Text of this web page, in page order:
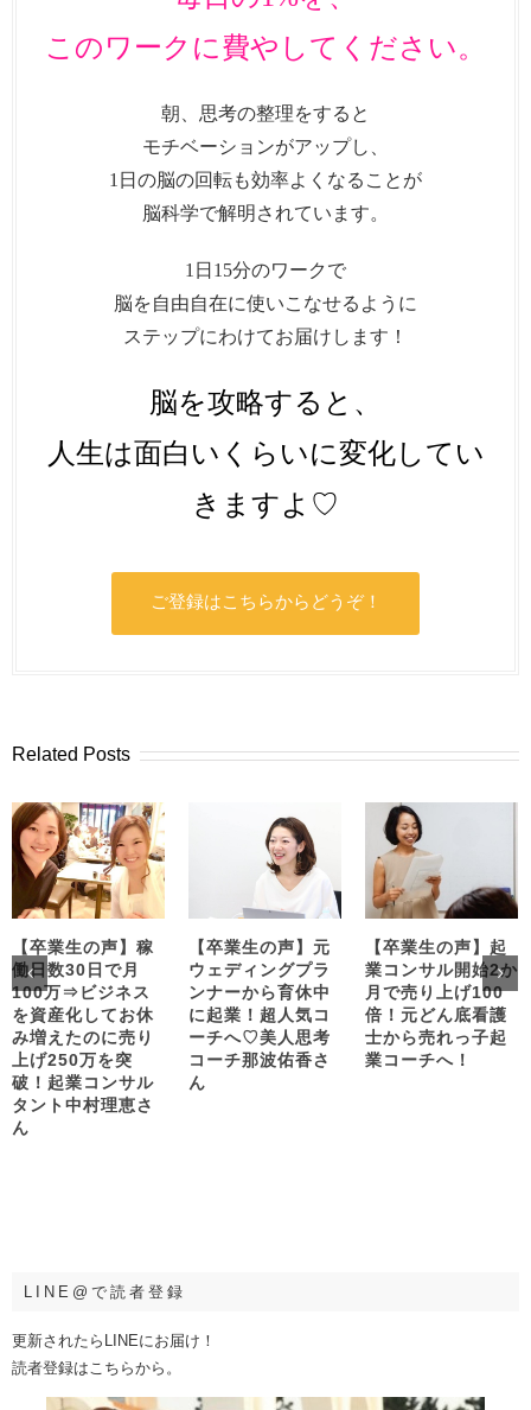
このワークに費やしてください。
朝、思考の整理をすると
モチベーションがアップし、
1日の脳の回転も効率よくなることが
脳科学で解明されています。
1日15分のワークで
脳を自由自在に使いこなせるように
ステップにわけてお届けします！
脳を攻略すると、
人生は面白いくらいに変化してい
きますよ♡
ご登録はこちらからどうぞ！
Related Posts
【卒業生の声】稼
働日数30日で月
100万⇒ビジネス
を資産化してお休
み増えたのに売り
上げ250万を突
破！起業コンサル
タント中村理恵さ
ん
【卒業生の声】元
ウェディングプラ
ンナーから育休中
に起業！超人気コ
ーチへ♡美人思考
コーチ那波佑香さ
ん
【卒業生の声】起
業コンサル開始2か
月で売り上げ100
倍！元どん底看護
士から売れっ子起
業コーチへ！
LINE@で読者登録
更新されたらLINEにお届け！
読者登録はこちらから。